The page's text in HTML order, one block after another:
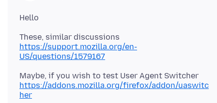
https://support.mozilla.org/en-
US/questions/1579167
https://addons.mozilla.org/firefox/addon/uaswitc
her